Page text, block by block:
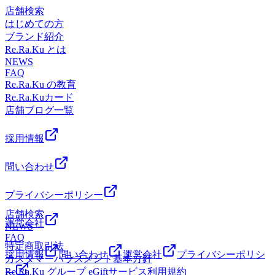
は、ぜひお気軽にご相談くださいね✨お一人おひとりの体調
に合わせた施術で、心も体もスッキリしていただけるよう、
丁寧に対応させていただきます。スタッフ一同、皆さまのご
来店を心よりお待ちしております☺️
38-4530オンライン予約は24時間受付可能「ちょっと疲れが
抜けないな…」「このだるさ、何とかしたい！」そんな時
は、ぜひお気軽にご相談くださいね✨お一人おひとりの体調
に合わせた施術で、心も体もスッキリしていただけるよう、
丁寧に対応させていただきます。スタッフ一同、皆さまのご
来店を心よりお待ちしております☺️
は、ぜひお気軽にご相談くださいね✨お一人おひとりの体調
に合わせた施術で、心も体もスッキリしていただけるよう、
丁寧に対応させていただきます。スタッフ一同、皆さまのご
来店を心よりお待ちしております☺️
肩甲骨ストレッチで首、肩、腰の疲れをラクに~ウィングス
トレッチ®Re.Ra.Kuイオンモール木更津店〒292-0835 千葉
県木更津市築地1－4 イオンモール木更津２FTEL 0438-
38-4530オンライン予約は24時間受付可能「ちょっと疲れが
抜けないな…」「このだるさ、何とかしたい！」そんな時
は、ぜひお気軽にご相談くださいね✨お一人おひとりの体調
に合わせた施術で、心も体もスッキリしていただけるよう、
丁寧に対応させていただきます。スタッフ一同、皆さまのご
来店を心よりお待ちしております☺️
38-4530オンライン予約は24時間受付可能「ちょっと疲れが
抜けないな…」「このだるさ、何とかしたい！」そんな時
は、ぜひお気軽にご相談くださいね✨お一人おひとりの体調
に合わせた施術で、心も体もスッキリしていただけるよう、
丁寧に対応させていただきます。スタッフ一同、皆さまのご
来店を心よりお待ちしております☺️
ぜひお身体を整えてみませんか？本日まだ空きがございま
す。お早めのご予約、お待ちしております(^-^)本日 【4月21
日（火）の空き状況】▶ 今すぐ ～ 21：
00――――――――――――――――皆さまのご来店を、ス
タッフ一同心よりお待ちしております🌿※数に限りがござい
ますので、ご予約はお早めに(・
∀・
肩甲骨ストレッチで首、肩、腰の疲れをラクに~ウィングス
トレッチ®Re.Ra.Kuイオンモール木更津店〒292-0835 千葉
38-4530オンライン予約は24時間受付可能「ちょっと疲れが
は、ぜひお気軽にご相談くださいね✨お一人おひとりの体調
丁寧に対応させていただきます。スタッフ一同、皆さまのご
来店を心よりお待ちしております☺️
店舗検索
はじめての方
ブランド紹介
Re.Ra.Ku とは
NEWS
FAQ
Re.Ra.Ku の教育
Re.Ra.Kuカード
店舗ブログ一覧
採用情報
問い合わせ
プライバシーポリシー
運営会社
特定商取引法
カスタマーハラスメント基本方針
Re.Ra.Ku グループ eGiftサービス利用規約
店舗検索
NEWS
FAQ
採用情報
問い合わせ 運営会社
プライバシーポリシ
ー